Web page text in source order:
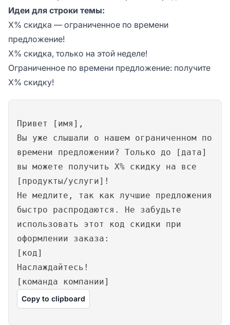
Идеи для строки темы:
X% скидка — ограниченное по времени
предложение!
X% скидка, только на этой неделе!
Ограниченное по времени предложение: получите
X% скидку!
Привет [имя],
Вы уже слышали о нашем ограниченном по
времени предложении? Только до [дата]
вы можете получить X% скидку на все
[продукты/услуги]!
Не медлите, так как лучшие предложения
быстро распродаются. Не забудьте
использовать этот код скидки при
оформлении заказа:
[код]
Наслаждайтесь!
[команда компании]
Copy to clipboard